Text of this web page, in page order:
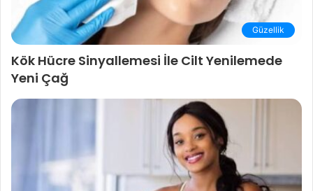
Güzellik
Kök Hücre Sinyallemesi İle Cilt Yenilemede
Yeni Çağ